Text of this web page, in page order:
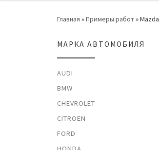
Главная »Примеры работ»Mazda
МАРКА АВТОМОБИЛЯ
AUDI
BMW
CHEVROLET
CITROEN
FORD